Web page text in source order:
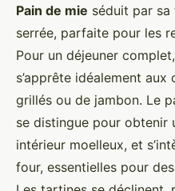
Pain de mie séduit par
serrée, parfaite pour les
Pour un déjeuner
s’apprête idéalement
grillés ou de jambon. Le
se distingue pour obtenir
intérieur moelleux, et
four, essentielles pour